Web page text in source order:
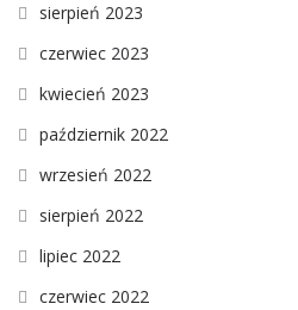
sierpień 2023
czerwiec 2023
kwiecień 2023
październik 2022
wrzesień 2022
sierpień 2022
lipiec 2022
czerwiec 2022